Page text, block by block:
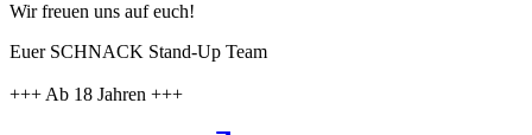
Wir freuen uns auf euch!
Euer SCHNACK Stand-Up Team
+++ Ab 18 Jahren +++